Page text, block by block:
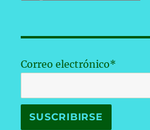
Correo electrónico*